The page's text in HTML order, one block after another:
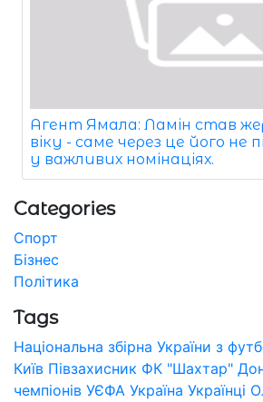
Агент Ямала: Ламін став
віку - саме через це його
у важливих номінаціях.
Categories
Спорт
Бізнес
Політика
Tags
Національна збірна України з
Київ Півзахисник ФК "Шахтар"
чемпіонів УЄФА Україна Українці